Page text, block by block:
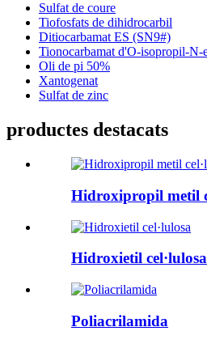
Sulfat de coure
Tiofosfats de dihidrocarbil
Ditiocarbamat ES (SN9#)
Tionocarbamat d'O-isopropil-N-
Oli de pi 50%
Xantogenat
Sulfat de zinc
productes destacats
Hidroxipropil metil
Hidroxietil cel·lulosa
Poliacrilamida